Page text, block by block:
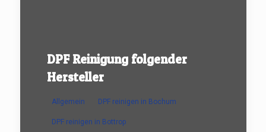
DPF Reinigung folgender
Hersteller
Allgemein DPF reinigen in Bochum
DPF reinigen in Bottrop